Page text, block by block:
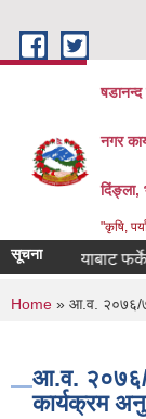
षडानन्द
नगर
दिंङ्ला,
"कृषि,
सूचनाकोरियाबाट
You are
Home » आ.व. २०७६/
आ.व. २०७६/
कार्यक्रम